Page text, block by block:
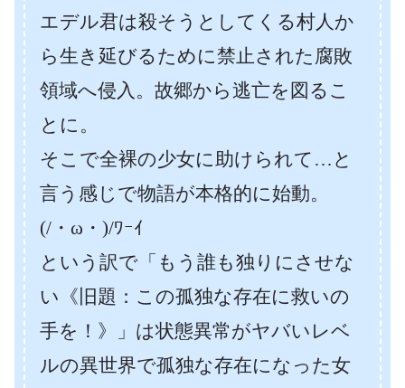
エデル君は殺そうとしてくる村人か
ら生き延びるために禁止された腐敗
領域へ侵入。故郷から逃亡を図るこ
とに。
そこで全裸の少女に助けられて…と
言う感じで物語が本格的に始動。
(/・ω・)/ﾜｰｲ
という訳で「もう誰も独りにさせな
い《旧題：この孤独な存在に救いの
手を！》」は状態異常がヤバいレベ
ルの異世界で孤独な存在になった女